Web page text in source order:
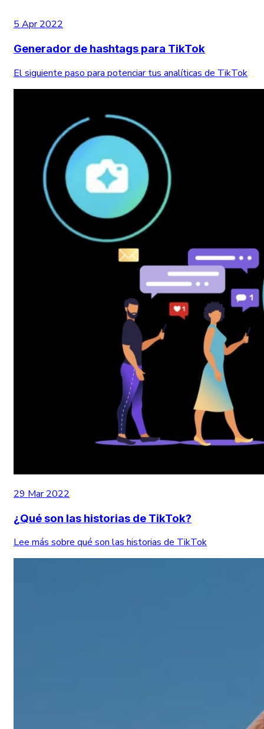
5 Apr 2022
Generador de hashtags para TikTok
El siguiente paso para potenciar tus analíticas de TikTok
29 Mar 2022
¿Qué son las historias de TikTok?
Lee más sobre qué son las historias de TikTok